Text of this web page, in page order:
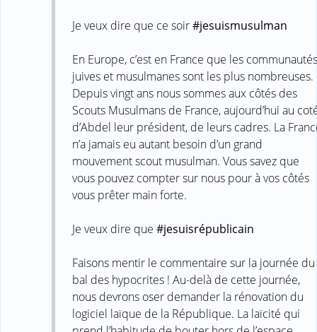
Je veux dire que ce soir ‪#‎jesuismusulman
En Europe, c’est en France que les communautés
juives et musulmanes sont les plus nombreuses.
Depuis vingt ans nous sommes aux côtés des
Scouts Musulmans de France, aujourd’hui au
d’Abdel leur président, de leurs cadres. La
n’a jamais eu autant besoin d’un grand
mouvement scout musulman. Vous savez que
vous pouvez compter sur nous pour à vos côtés
vous prêter main forte.
Je veux dire que ‪ #‎jesuisrépublicain‬
Faisons mentir le commentaire sur la journée du
bal des hypocrites ! Au-delà de cette journée,
nous devrons oser demander la rénovation du
logiciel laïque de la République. La laïcité qui